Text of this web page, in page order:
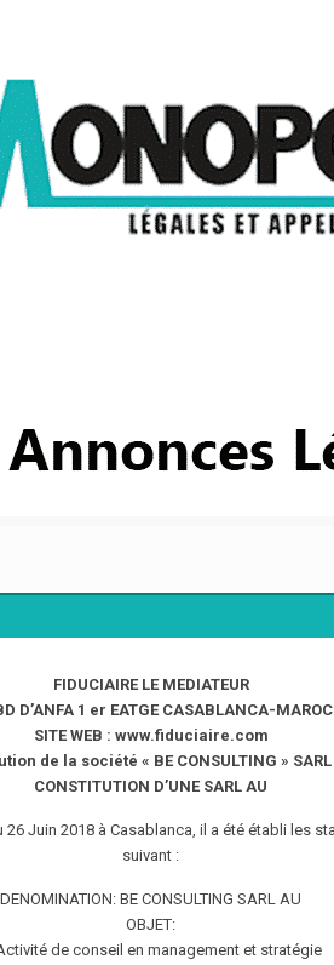
FIDUCIAIRE LE MEDIATEUR
D’ANFA 1 er EATGE CASABLANCA-MAROC
SITE WEB : www.fiduciaire.com
de la société « BE CONSULTING » SARL
CONSTITUTION D’UNE SARL AU
Juin 2018 à Casablanca, il a été établi les
suivant :
DENOMINATION: BE CONSULTING SARL AU
OBJET:
de conseil en management et stratégie